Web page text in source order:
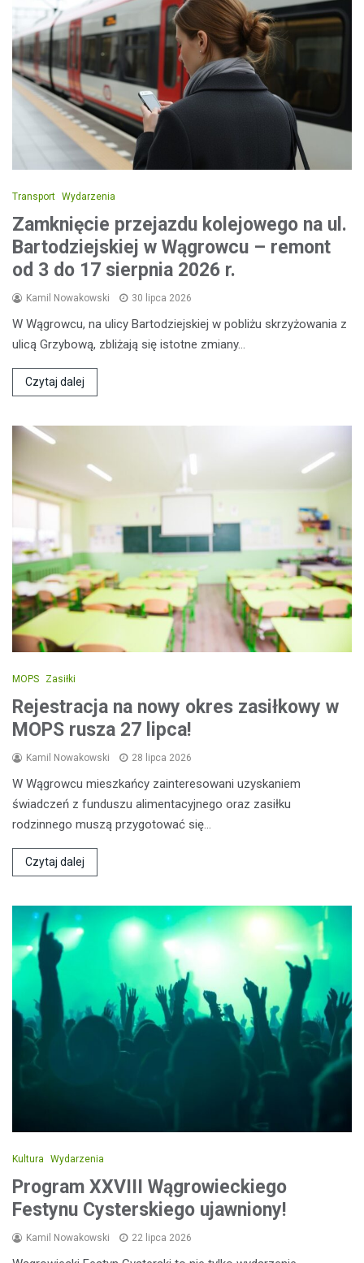
Transport Wydarzenia
Zamknięcie przejazdu kolejowego na ul.
Bartodziejskiej w Wągrowcu – remont
od 3 do 17 sierpnia 2026 r.
Kamil Nowakowski 30 lipca 2026
W Wągrowcu, na ulicy Bartodziejskiej w pobliżu skrzyżowania z
ulicą Grzybową, zbliżają się istotne zmiany…
Czytaj dalej
MOPS Zasiłki
Rejestracja na nowy okres zasiłkowy w
MOPS rusza 27 lipca!
Kamil Nowakowski 28 lipca 2026
W Wągrowcu mieszkańcy zainteresowani uzyskaniem
świadczeń z funduszu alimentacyjnego oraz zasiłku
rodzinnego muszą przygotować się…
Czytaj dalej
Kultura Wydarzenia
Program XXVIII Wągrowieckiego
Festynu Cysterskiego ujawniony!
Kamil Nowakowski 22 lipca 2026